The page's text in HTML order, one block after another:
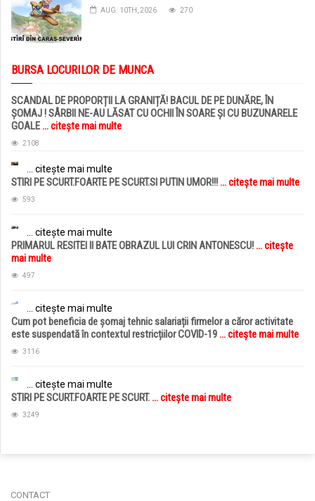
AUG. 10TH, 2026 270
BURSA LOCURILOR DE MUNCA
SCANDAL DE PROPORȚII LA GRANIȚĂ! BACUL DE PE DUNĂRE, ÎN
ȘOMAJ ! SÂRBII NE-AU LĂSAT CU OCHII ÎN SOARE ȘI CU BUZUNARELE
GOALE ... citește mai multe
2108
... citește mai multe
STIRI PE SCURT.FOARTE PE SCURT.SI PUTIN UMOR!!! ... citește mai multe
593
... citește mai multe
PRIMARUL RESITEI II BATE OBRAZUL LUI CRIN ANTONESCU! ... citește
mai multe
497
... citește mai multe
Cum pot beneficia de șomaj tehnic salariații firmelor a căror activitate
este suspendată în contextul restricțiilor COVID-19 ... citește mai multe
3116
... citește mai multe
STIRI PE SCURT.FOARTE PE SCURT. ... citește mai multe
3249
CONTACT